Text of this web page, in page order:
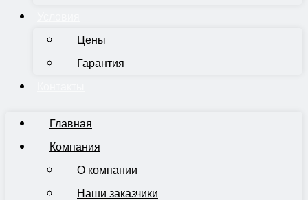
Цены
Гарантия
Главная
Компания
О компании
Наши заказчики